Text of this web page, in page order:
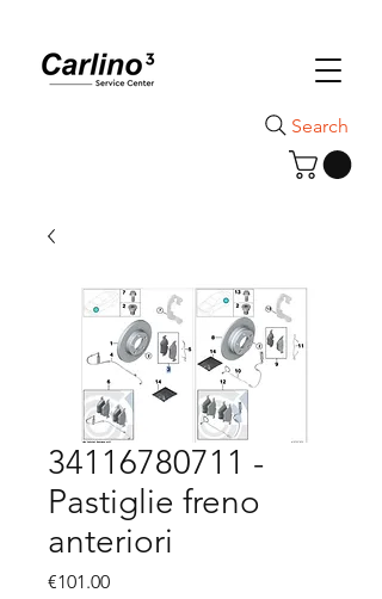
Search
34116780711 -
Pastiglie freno
anteriori
€101.00Price